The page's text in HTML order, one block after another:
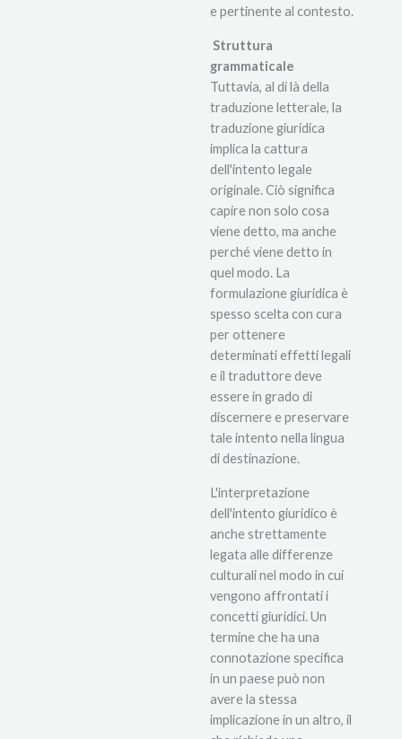
e pertinente al contesto.
Struttura
grammaticale
Tuttavia, al di là della
traduzione letterale, la
traduzione giuridica
implica la cattura
dell'intento legale
originale. Ciò significa
capire non solo cosa
viene detto, ma anche
perché viene detto in
quel modo. La
formulazione giuridica è
spesso scelta con cura
per ottenere
determinati effetti legali
e il traduttore deve
essere in grado di
discernere e preservare
tale intento nella lingua
di destinazione.
L'interpretazione
dell'intento giuridico è
anche strettamente
legata alle differenze
culturali nel modo in cui
vengono affrontati i
concetti giuridici. Un
termine che ha una
connotazione specifica
in un paese può non
avere la stessa
implicazione in un altro, il